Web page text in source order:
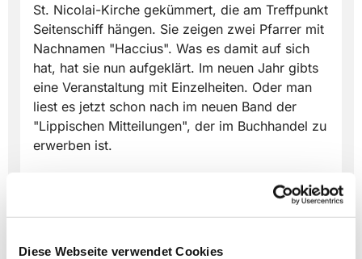
Diese Webseite verwendet Cookies
St. Nicolai-Kirche gekümmert, die am Treffpunkt
Seitenschiff hängen. Sie zeigen zwei Pfarrer mit
Nachnamen "Haccius". Was es damit auf sich
hat, hat sie nun aufgeklärt. Im neuen Jahr gibts
eine Veranstaltung mit Einzelheiten. Oder man
liest es jetzt schon nach im neuen Band der
"Lippischen Mitteilungen", der im Buchhandel zu
erwerben ist.